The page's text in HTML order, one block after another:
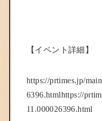
【イベント詳細】
https://prtimes.jp/
6396.htmlhttps://
11.000026396.html